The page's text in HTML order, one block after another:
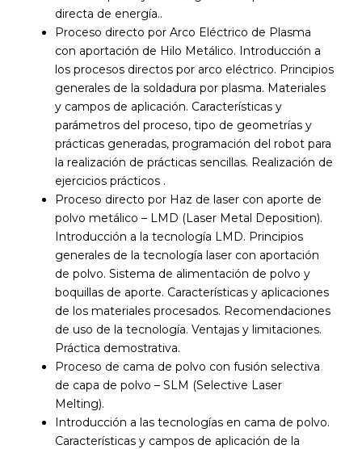
directa de energía..
Proceso directo por Arco Eléctrico de Plasma
con aportación de Hilo Metálico. Introducción a
los procesos directos por arco eléctrico. Principios
generales de la soldadura por plasma. Materiales
y campos de aplicación. Características y
parámetros del proceso, tipo de geometrías y
prácticas generadas, programación del robot para
la realización de prácticas sencillas. Realización de
ejercicios prácticos .
Proceso directo por Haz de laser con aporte de
polvo metálico – LMD (Laser Metal Deposition).
Introducción a la tecnología LMD. Principios
generales de la tecnología laser con aportación
de polvo. Sistema de alimentación de polvo y
boquillas de aporte. Características y aplicaciones
de los materiales procesados. Recomendaciones
de uso de la tecnología. Ventajas y limitaciones.
Práctica demostrativa.
Proceso de cama de polvo con fusión selectiva
de capa de polvo – SLM (Selective Laser
Melting).
Introducción a las tecnologías en cama de polvo.
Características y campos de aplicación de la